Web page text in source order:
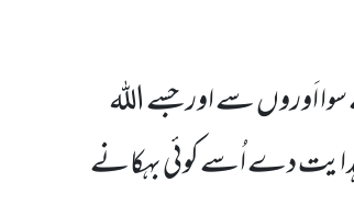
اَوروں سے اور جسے اللہ
ہدایت دے اُسے کوئی بہکانے